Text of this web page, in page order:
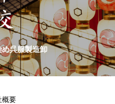
呉服製造卸
概要